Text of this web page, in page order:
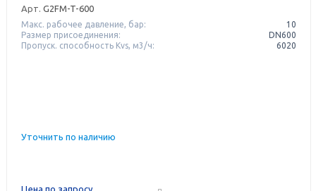
Арт. G2FM-T-600
Макс. рабочее давление, бар:
10
Размер присоединения:
DN600
Пропуск. способность Kvs, м3/ч:
6020
Уточнить по наличию
Цена по запросу